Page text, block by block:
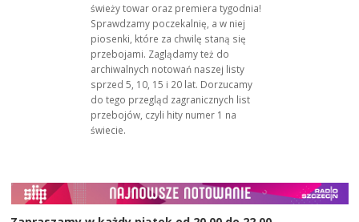
świeży towar oraz premiera tygodnia!
Sprawdzamy poczekalnię, a w niej
piosenki, które za chwilę staną się
przebojami. Zaglądamy też do
archiwalnych notowań naszej listy
sprzed 5, 10, 15 i 20 lat. Dorzucamy
do tego przegląd zagranicznych list
przebojów, czyli hity numer 1 na
świecie.